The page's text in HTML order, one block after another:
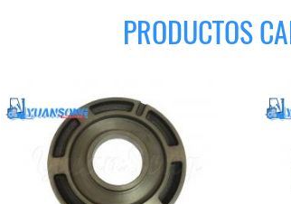
PRODUCTOS